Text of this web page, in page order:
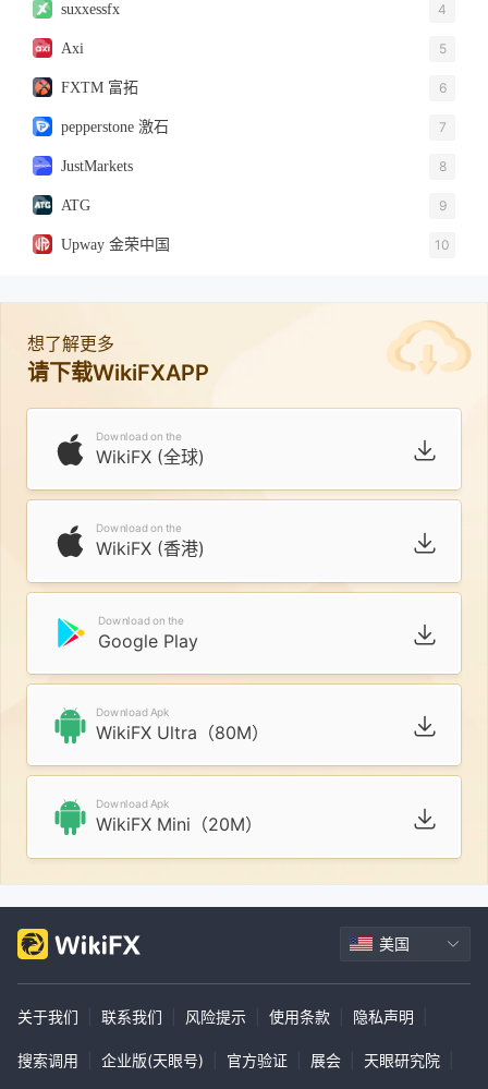
suxxessfx 4
Axi 5
FXTM 富拓 6
pepperstone 激石 7
JustMarkets 8
ATG 9
Upway 金荣中国 10
想了解更多
请下载WikiFXAPP
Download on the
WikiFX (全球)
Download on the
WikiFX (香港)
Download on the
Google Play
Download Apk
WikiFX Ultra（80M）
Download Apk
WikiFX Mini（20M）
美国
关于我们 联系我们 风险提示 使用条款 隐私声明
搜索调用 企业版(天眼号) 官方验证 展会 天眼研究院